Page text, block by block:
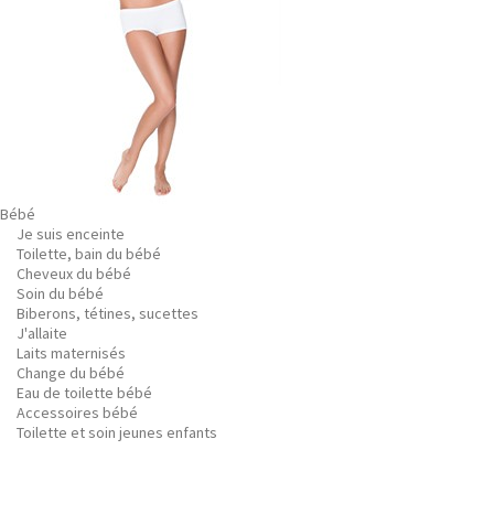
Bébé
Je suis enceinte
Toilette, bain du bébé
Cheveux du bébé
Soin du bébé
Biberons, tétines, sucettes
J'allaite
Laits maternisés
Change du bébé
Eau de toilette bébé
Accessoires bébé
Toilette et soin jeunes enfants